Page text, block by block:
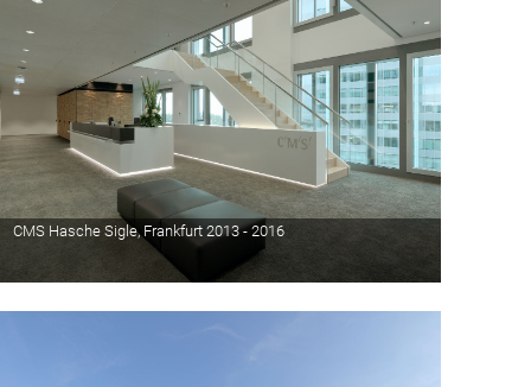
CMS Hasche Sigle, Frankfurt 2013 - 2016